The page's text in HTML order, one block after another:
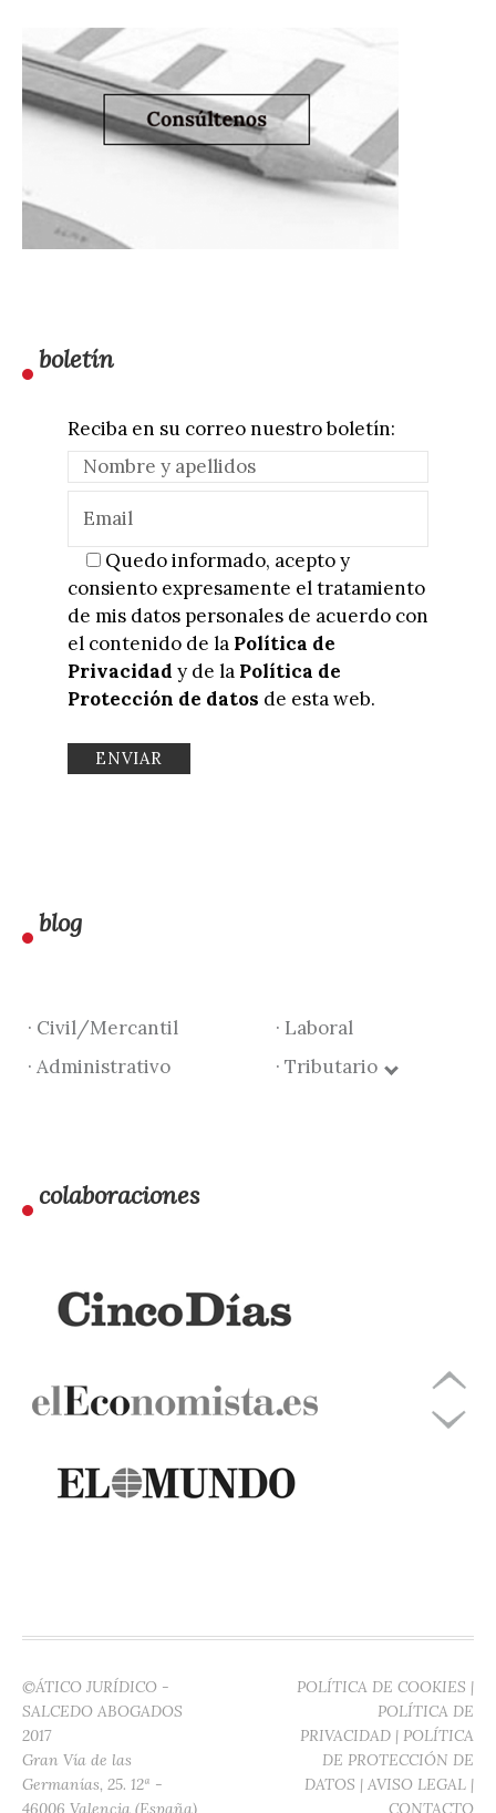
boletín
Reciba en su correo nuestro boletín:
Quedo informado, acepto y
consiento expresamente el tratamiento
de mis datos personales de acuerdo con
el contenido de la Política de
Privacidad y de la Política de
Protección de datos de esta web.
blog
· Civil/Mercantil
· Laboral
· Administrativo
· Tributario
colaboraciones
©ÁTICO JURÍDICO -
SALCEDO ABOGADOS
2017
Gran Vía de las
Germanías, 25. 12ª -
46006 Valencia (España)
POLÍTICA DE COOKIES |
POLÍTICA DE
PRIVACIDAD | POLÍTICA
DE PROTECCIÓN DE
DATOS | AVISO LEGAL |
CONTACTO